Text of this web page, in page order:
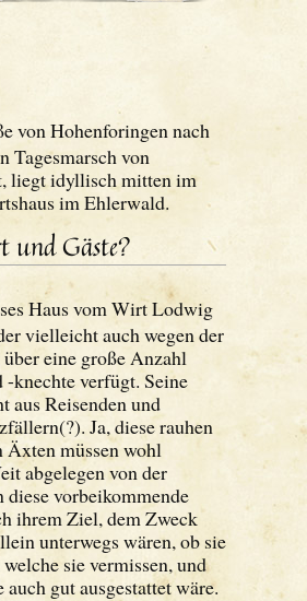
von Hohenforingen nach
Tagesmarsch von
liegt idyllisch mitten im
im Ehlerwald.
Gäste?
Haus vom Wirt Lodwig
vielleicht auch wegen der
eine große Anzahl
-knechte verfügt. Seine
aus Reisenden und
Ja, diese rauhen
müssen wohl
abgelegen von der
vorbeikommende
ihrem Ziel, dem Zweck
unterwegs wären, ob sie
sie vermissen, und
auch gut ausgestattet wäre.